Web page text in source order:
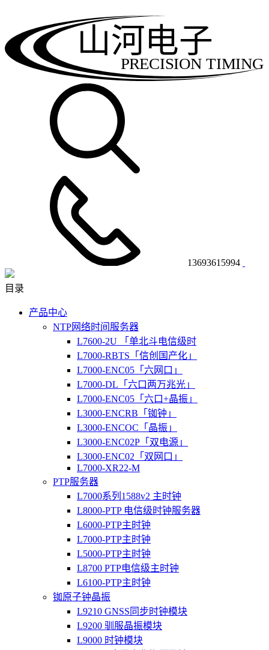
PRECISION TIMING
山河电子
13693615994
目录
产品中心
NTP网络时间服务器
L7600-2U 「单北斗电信级时
L7000-RBTS「信创国产化」
L7000-ENC05「六网口」
L7000-DL「六口两万兆光」
L7000-ENC05「六口+晶振」
L3000-ENCRB「铷钟」
L3000-ENCOC「晶振」
L3000-ENC02P「双电源」
L3000-ENC02「双网口」
L7000-XR22-M
PTP服务器
L7000系列1588v2 主时钟
L8000-PTP 电信级时钟服务器
L6000-PTP主时钟
L7000-PTP主时钟
L5000-PTP主时钟
L8700 PTP电信级主时钟
L6100-PTP主时钟
铷原子钟晶振
L9210 GNSS同步时钟模块
L9200 驯服晶振模块
L9000 时钟模块